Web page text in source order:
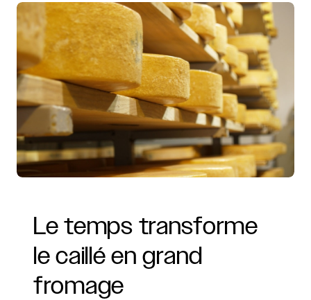
Letemps transforme
lecaillé en grand
fromage